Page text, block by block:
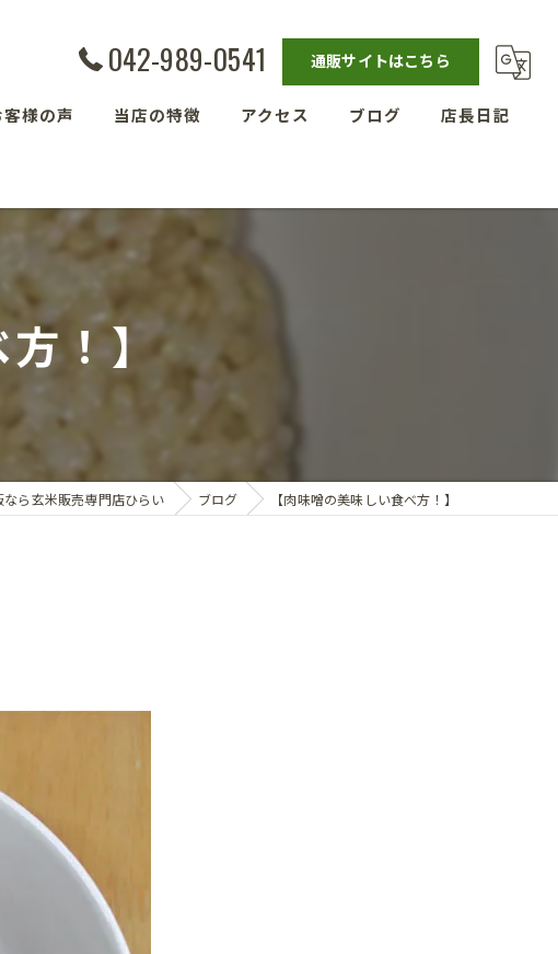
042-989-0541 通販サイトはこちら
客様の声 当店の特徴
ベーグル
埼玉の玄米
残留農薬ゼロ玄米
減農薬栽培玄米
アクセス ブログ 店長日記
方！】
なら玄米販売専門店ひらい ブログ 【肉味噌の美味しい食べ方！】